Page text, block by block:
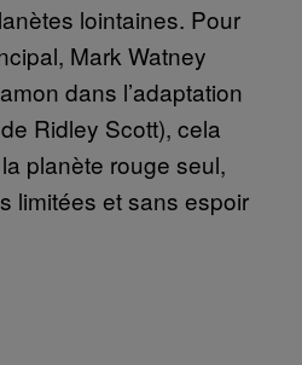
lointaines. Pour
Mark Watney
dans l’adaptation
Ridley Scott), cela
planète rouge seul,
limitées et sans espoir